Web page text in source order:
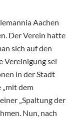
Aachen
Der Verein hatte
sich auf den
Vereinigung sei
in der Stadt
dem
„Spaltung der
Nun, nach